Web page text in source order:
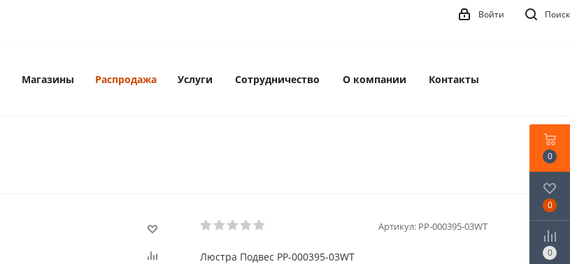
Поиск
Войти
Магазины Распродажа Услуги Сотрудничество О компании Контакты
Артикул: PP-000395-03WT
Люстра Подвес PP-000395-03WT
0
0
0